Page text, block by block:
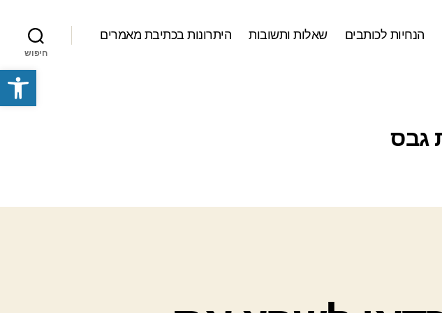
פתח סרגל נגישות
הנחיות לכותבים שאלות ותשובות היתרונות בכתיבת מאמרים
חיפוש
גבס